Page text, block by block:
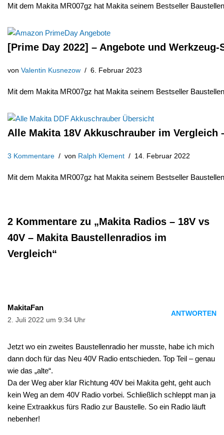
Mit dem Makita MR007gz hat Makita seinem Bestseller
[Prime Day 2022] – Angebote und Werkzeug-
von Valentin Kusnezow 6. Februar 2023
Mit dem Makita MR007gz hat Makita seinem Bestseller
Alle Makita 18V Akkuschrauber im Vergleich
3 Kommentare von Ralph Klement 14. Februar 2022
Mit dem Makita MR007gz hat Makita seinem Bestseller
2 Kommentare zu „Makita Radios – 18V vs
40V – Makita Baustellenradios im
Vergleich“
MakitaFan
2. Juli 2022 um 9:34 Uhr
ANTWORTEN
Jetzt wo ein zweites Baustellenradio her musste, habe ich mich
dann doch für das Neu 40V Radio entschieden. Top Teil – genau
wie das „alte“.
Da der Weg aber klar Richtung 40V bei Makita geht, geht auch
kein Weg an dem 40V Radio vorbei. Schließlich schleppt man ja
keine Extraakkus fürs Radio zur Baustelle. So ein Radio läuft
nebenher!